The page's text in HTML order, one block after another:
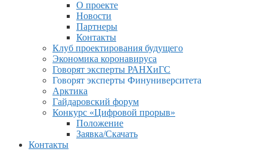
О проекте
Новости
Партнеры
Контакты
Клуб проектирования будущего
Экономика коронавируса
Говорят эксперты РАНХиГС
Говорят эксперты Финуниверситета
Арктика
Гайдаровский форум
Конкурс «Цифровой прорыв»
Положение
Заявка/Скачать
Контакты